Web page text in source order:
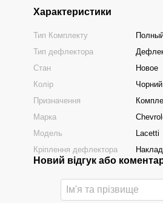
Характеристики
Тип Комплекту
Тип дефлектора
Стан
Новое
Колір
Призначення
Марка
Модель
Lacetti
Кріплення дефлектора
Новий відгук або